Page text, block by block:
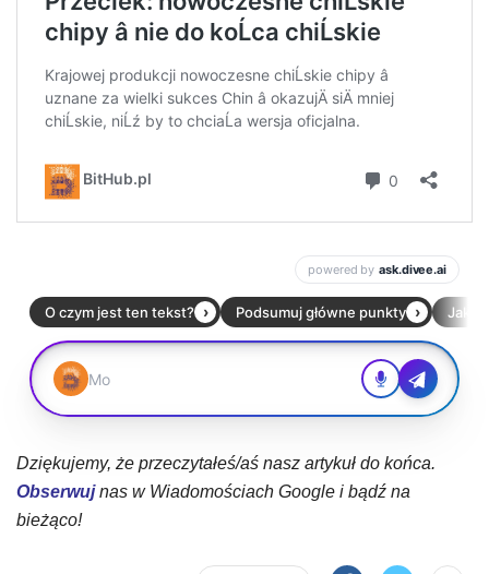
Dziękujemy, że przeczytałeś/aś nasz artykuł do końca.
Obserwujnas w Wiadomościach Google i bądź na
bieżąco!